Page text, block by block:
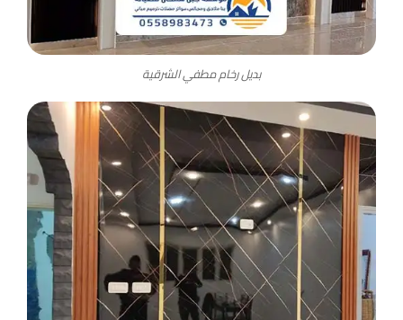
بديل رخام مطفي الشرقية